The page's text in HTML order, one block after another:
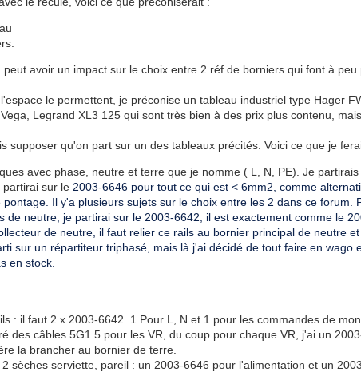
avoir un impact sur le choix entre 2 réf de borniers qui font à peu
le permettent, je préconise un tableau industriel type Hager
Legrand XL3 125 qui sont très bien à des prix plus contenu,
supposer qu'on part sur un des tableaux précités. Voici ce que je
avec phase, neutre et terre que je nomme ( L, N, PE). Je
sur le 2003-6646 pour tout ce qui est < 6mm2, comme
Il y'a plusieurs sujets sur le choix entre les 2 dans ce forum.
de neutre, je partirai sur le 2003-6642, il est exactement comme le
de neutre, il faut relier ce rails au bornier principal de neutre
sur un répartiteur triphasé, mais là j'ai décidé de tout faire en
en stock.
: il faut 2 x 2003-6642. 1 Pour L, N et 1 pour les commandes de
des câbles 5G1.5 pour les VR, du coup pour chaque VR, j'ai un
la brancher au bornier de terre.
sèches serviette, pareil : un 2003-6646 pour l'alimentation et un